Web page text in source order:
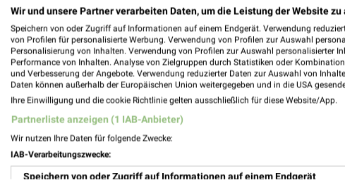
Kaufland Apolda
Bernhard-Prager-Gasse 1-7
99510 Apolda
Heute 07:00 - 22:00 Uhr |
211,12 km • Angebote: 2 Prospekte
Wir und unsere Partner verarbeiten Daten, um die Leistung der Website
Speichern von oder Zugriff auf Informationen auf einem Endgerät. Verwendung
von Profilen für personalisierte Werbung. Verwendung von Profilen zur Auswahl
Personalisierung von Inhalten. Verwendung von Profilen zur Auswahl personalisierter
Performance von Inhalten. Analyse von Zielgruppen durch Statistiken oder
und Verbesserung der Angebote. Verwendung reduzierter Daten zur Auswahl von
Daten können außerhalb der Europäischen Union weitergegeben und in die USA
Ihre Einwilligung und die cookie Richtlinie gelten ausschließlich für diese Website/App.
Partnerliste anzeigen (1 IAB-Anbieter)
Wir nutzen Ihre Daten für folgende Zwecke:
IAB-Verarbeitungszwecke:
Speichern von oder Zugriff auf Informationen auf einem Endgerät